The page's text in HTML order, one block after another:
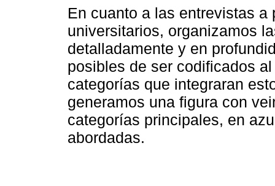
En cuanto a las entrevistas
universitarios, organizamos
detalladamente y en
posibles de ser codificados
categorías que integraran
generamos una figura con
categorías principales, en
abordadas.